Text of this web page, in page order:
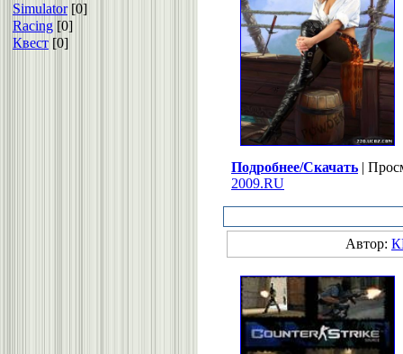
Simulator [0]
Racing [0]
Квест [0]
Подробнее/Скачать |
2009.RU
Автор: